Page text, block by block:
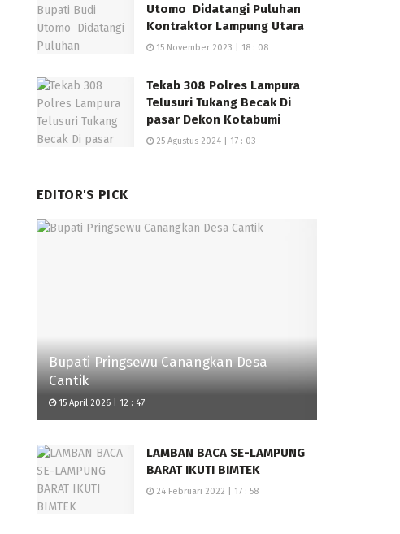
Utomo Didatangi Puluhan
Kontraktor Lampung Utara
15 November 2023 | 18 : 08
Tekab 308 Polres Lampura
Telusuri Tukang Becak Di
pasar Dekon Kotabumi
25 Agustus 2024 | 17 : 03
EDITOR'S PICK
Bupati Pringsewu Canangkan Desa
Cantik
15 April 2026 | 12 : 47
LAMBAN BACA SE-LAMPUNG
BARAT IKUTI BIMTEK
24 Februari 2022 | 17 : 58